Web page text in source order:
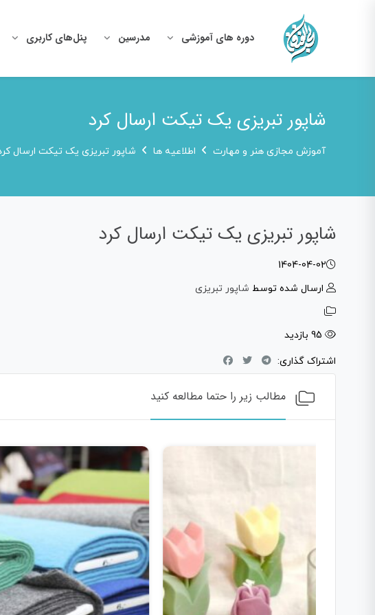
دوره های آموزشی مدرسین پنل‌های کاربری
شاپور تبریزی یک تیکت ارسال کرد
آموزش مجازی هنر و مهارت اطلاعیه ها شاپور تبریزی یک تیکت ارسال
شاپور تبریزی یک تیکت ارسال کرد
1404-04-02
ارسال شده توسط شاپور تبریزی
اشتراک گذاری:
مطالب زیر را حتما مطالعه کنید